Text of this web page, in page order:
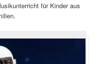
für Kinder aus